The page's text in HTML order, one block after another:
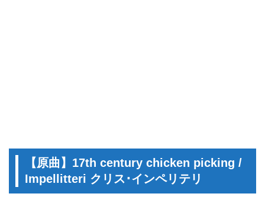
【原曲】17th century chicken picking /
Impellitteri クリス･インペリテリ